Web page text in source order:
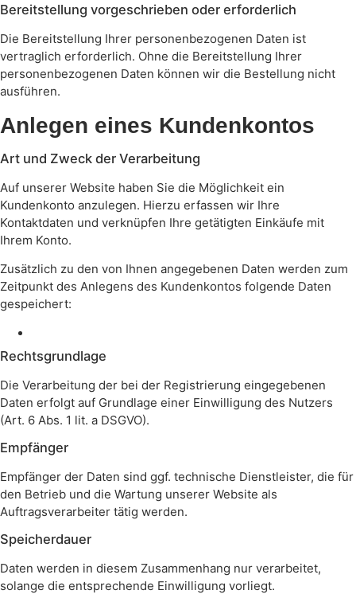
Bereitstellung vorgeschrieben oder erforderlich
Die Bereitstellung Ihrer personenbezogenen Daten ist
vertraglich erforderlich. Ohne die Bereitstellung Ihrer
personenbezogenen Daten können wir die Bestellung nicht
ausführen.
Anlegen eines Kundenkontos
Art und Zweck der Verarbeitung
Auf unserer Website haben Sie die Möglichkeit ein
Kundenkonto anzulegen. Hierzu erfassen wir Ihre
Kontaktdaten und verknüpfen Ihre getätigten Einkäufe mit
Ihrem Konto.
Zusätzlich zu den von Ihnen angegebenen Daten werden zum
Zeitpunkt des Anlegens des Kundenkontos folgende Daten
gespeichert:
Rechtsgrundlage
Die Verarbeitung der bei der Registrierung eingegebenen
Daten erfolgt auf Grundlage einer Einwilligung des Nutzers
(Art. 6 Abs. 1 lit. a DSGVO).
Empfänger
Empfänger der Daten sind ggf. technische Dienstleister, die für
den Betrieb und die Wartung unserer Website als
Auftragsverarbeiter tätig werden.
Speicherdauer
Daten werden in diesem Zusammenhang nur verarbeitet,
solange die entsprechende Einwilligung vorliegt.